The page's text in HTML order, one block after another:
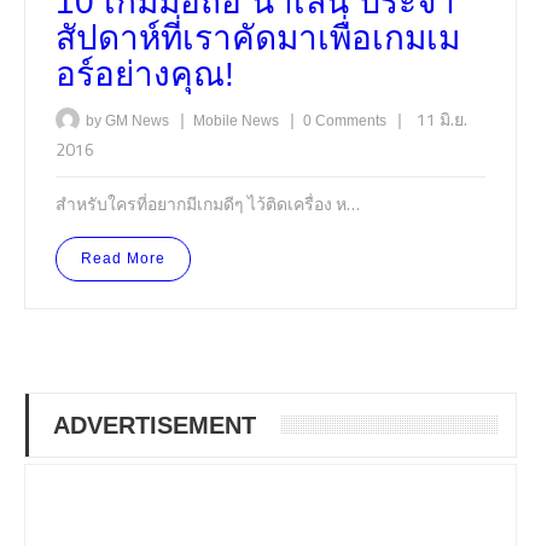
สัปดาห์ที่เราคัดมาเพื่อเกมเม
อร์อย่างคุณ!
by GM News | Mobile News | 0 Comments |
11 มิ.ย.
2016
สำหรับใครที่อยากมีเกมดีๆ ไว้ติดเครื่อง ห…
Read More
ADVERTISEMENT